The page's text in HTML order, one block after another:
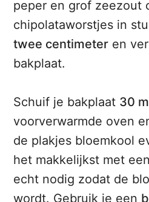
peper en grof zeezout
chipolataworstjes in
twee centimeter en
bakplaat.
Schuif je bakplaat 30
voorverwarmde oven
de plakjes bloemkool
het makkelijkst met
echt nodig zodat de
wordt. Gebruik je een